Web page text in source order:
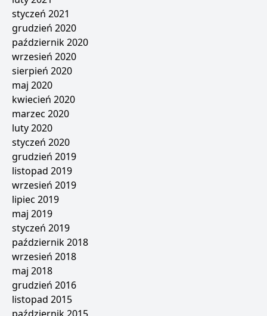
styczeń 2021
grudzień 2020
październik 2020
wrzesień 2020
sierpień 2020
maj 2020
kwiecień 2020
marzec 2020
luty 2020
styczeń 2020
grudzień 2019
listopad 2019
wrzesień 2019
lipiec 2019
maj 2019
styczeń 2019
październik 2018
wrzesień 2018
maj 2018
grudzień 2016
listopad 2015